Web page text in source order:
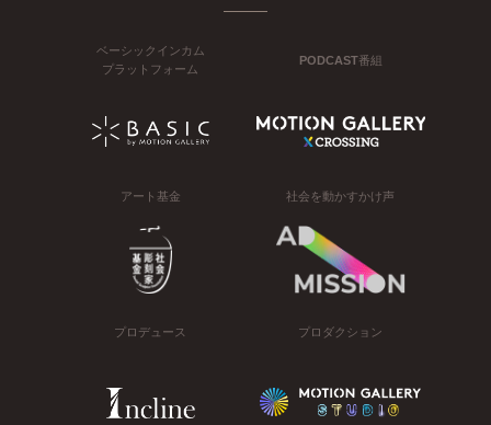
ベーシックインカム
プラットフォーム
PODCAST番組
アート基金 社会を動かすかけ声
プロデュース プロダクション